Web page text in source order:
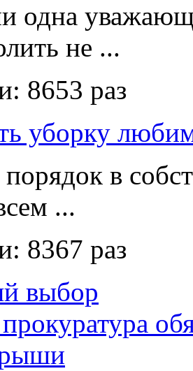
одна
не ...
8653 раз
уборку
в
...
8367 раз
выбор